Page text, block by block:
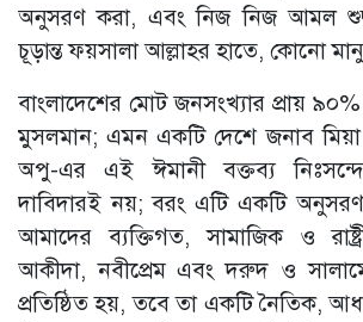
অনুসরণ করা, এবং নিজ নিজ আমল শুদ্ধ
চূড়ান্ত ফয়সালা আল্লাহর হাতে, কোনো
বাংলাদেশের মোট জনসংখ্যার প্রায়
মুসলমান; এমন একটি দেশে জনাব মিয়া
অপু-এর এই ঈমানী বক্তব্য
দাবিদারই নয়; বরং এটি একটি
আমাদের ব্যক্তিগত, সামাজিক ও
আকীদা, নবীপ্রেম এবং দরুদ ও
প্রতিষ্ঠিত হয়, তবে তা একটি নৈতিক,